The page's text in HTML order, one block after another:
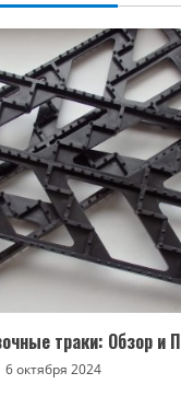
траки: Обзор и
6 октября 2024